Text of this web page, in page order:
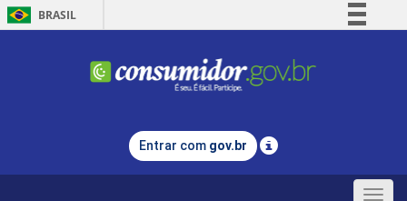
BRASIL
Comunica BR
Legislação
Entrar com gov.br
Toggle